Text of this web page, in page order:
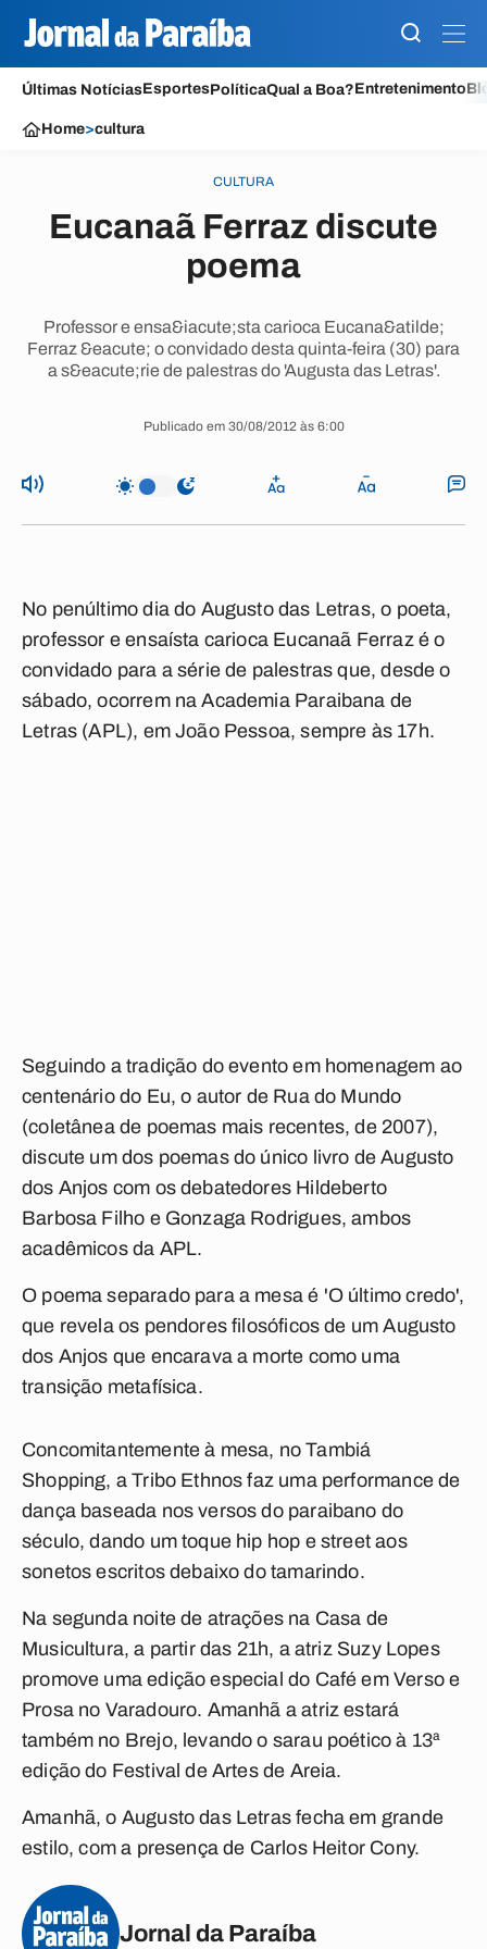
Últimas NotíciasEsportesPolíticaQual a Boa?Entretenimento
Home>cultura
CULTURA
Eucanaã Ferraz discute
poema
Professor e ensa&iacute;sta carioca Eucana&atilde;
Ferraz &eacute; o convidado desta quinta-feira (30) para
a s&eacute;rie de palestras do 'Augusta das Letras'.
Publicado em 30/08/2012 às 6:00
No penúltimo dia do Augusto das Letras, o poeta,
professor e ensaísta carioca Eucanaã Ferraz é o
convidado para a série de palestras que, desde o
sábado, ocorrem na Academia Paraibana de
Letras (APL), em João Pessoa, sempre às 17h.
Seguindo a tradição do evento em homenagem ao
centenário do Eu, o autor de Rua do Mundo
(coletânea de poemas mais recentes, de 2007),
discute um dos poemas do único livro de Augusto
dos Anjos com os debatedores Hildeberto
Barbosa Filho e Gonzaga Rodrigues, ambos
acadêmicos da APL.
O poema separado para a mesa é 'O último credo',
que revela os pendores filosóficos de um Augusto
dos Anjos que encarava a morte como uma
transição metafísica.
Concomitantemente à mesa, no Tambiá
Shopping, a Tribo Ethnos faz uma performance de
dança baseada nos versos do paraibano do
século, dando um toque hip hop e street aos
sonetos escritos debaixo do tamarindo.
Na segunda noite de atrações na Casa de
Musicultura, a partir das 21h, a atriz Suzy Lopes
promove uma edição especial do Café em Verso e
Prosa no Varadouro. Amanhã a atriz estará
também no Brejo, levando o sarau poético à 13ª
edição do Festival de Artes de Areia.
Amanhã, o Augusto das Letras fecha em grande
estilo, com a presença de Carlos Heitor Cony.
Jornal da Paraíba